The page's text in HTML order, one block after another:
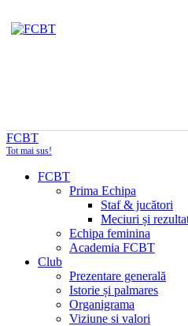
FCBT
Tot mai sus!
FCBT
Prima Echipa
Staf & jucători
Meciuri și
Echipa feminina
Academia FCBT
Club
Prezentare generală
Istorie și palmares
Organigrama
Viziune si valori